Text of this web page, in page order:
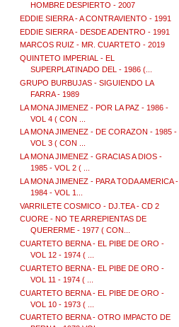
HOMBRE DESPIERTO - 2007
EDDIE SIERRA - A CONTRAVIENTO - 1991
EDDIE SIERRA - DESDE ADENTRO - 1991
MARCOS RUIZ - MR. CUARTETO - 2019
QUINTETO IMPERIAL - EL
SUPERPLATINADO DEL - 1986 (...
GRUPO BURBUJAS - SIGUIENDO LA
FARRA - 1989
LA MONA JIMENEZ - POR LA PAZ - 1986 -
VOL 4 ( CON ...
LA MONA JIMENEZ - DE CORAZON - 1985 -
VOL 3 ( CON ...
LA MONA JIMENEZ - GRACIAS A DIOS -
1985 - VOL 2 ( ...
LA MONA JIMENEZ - PARA TODA AMERICA -
1984 - VOL 1...
VARRILETE COSMICO - DJ.TEA - CD 2
CUORE - NO TE ARREPIENTAS DE
QUERERME - 1977 ( CON...
CUARTETO BERNA - EL PIBE DE ORO -
VOL 12 - 1974 ( ...
CUARTETO BERNA - EL PIBE DE ORO -
VOL 11 - 1974 ( ...
CUARTETO BERNA - EL PIBE DE ORO -
VOL 10 - 1973 ( ...
CUARTETO BERNA - OTRO IMPACTO DE